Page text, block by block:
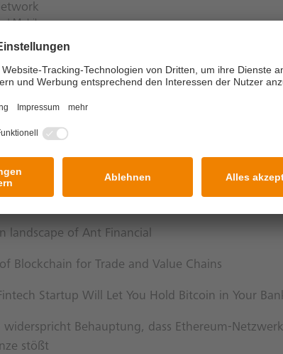
Mobile
Post stellt ihr Bezahlsystem zum 30. September
Digital identity & its challenges |
auf Blockchain und beteiligt sich an Fintech
und KfW-Fonds investieren Millionen in Bitwala
landscape of Ant Financial
Blockchain for Trade and Value Chains
Startup Will Let You Hold Bitcoin in Your
Behauptung, dass Ethereum-
stößt